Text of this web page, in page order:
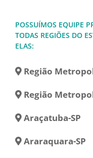
POSSUÍMOS EQUIPE
TODAS REGIÕES DO
ELAS:
Região
Região
Araçatuba-SP
Araraquara-SP